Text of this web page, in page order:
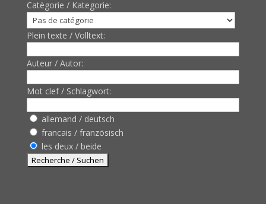
Catègorie / Kategorie:
Plein texte / Volltext:
Auteur / Autor:
Mot clef / Schlagwort:
allemand / deutsch
francais / französisch
les deux / beide